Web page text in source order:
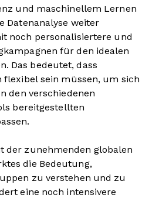
und maschinellem Lernen
Datenanalyse weiter
noch personalisiertere und
für den idealen
Das bedeutet, dass
flexibel sein müssen, um sich
den verschiedenen
bereitgestellten
der zunehmenden globalen
die Bedeutung,
zu verstehen und zu
eine noch intensivere